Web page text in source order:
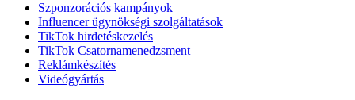
Szponzorációs kampányok
Influencer ügynökségi szolgáltatások
TikTok hirdetéskezelés
TikTok Csatornamenedzsment
Reklámkészítés
Videógyártás